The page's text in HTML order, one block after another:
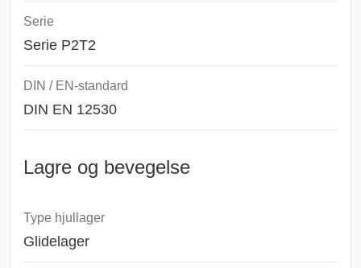
Serie
Serie P2T2
DIN / EN-standard
DIN EN 12530
Lagre og bevegelse
Type hjullager
Glidelager